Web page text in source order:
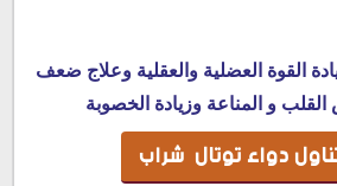
القوة العضلية والعقلية وعلاج ضعف
القلب و المناعة وزيادة الخصوبة
دواء توتال شراب